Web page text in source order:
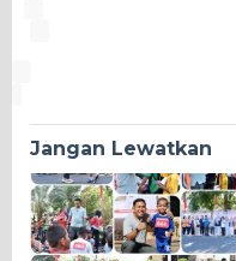
Jangan Lewatkan